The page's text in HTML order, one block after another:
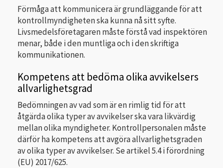
Förmåga att kommunicera är grundläggande för att
kontrollmyndigheten ska kunna nå sitt syfte.
Livsmedelsföretagaren måste förstå vad inspektören
menar, både i den muntliga och i den skriftiga
kommunikationen.
Kompetens att bedöma olika avvikelsers
allvarlighetsgrad
Bedömningen av vad som är en rimlig tid för att
åtgärda olika typer av avvikelser ska vara likvärdig
mellan olika myndigheter. Kontrollpersonalen måste
därför ha kompetens att avgöra allvarlighetsgraden
av olika typer av avvikelser. Se artikel 5.4 i förordning
(EU) 2017/625.